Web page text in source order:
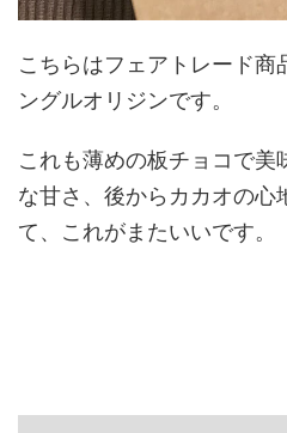
こちらはフェアトレード
ングルオリジンです。
これも薄めの板チョコで
な甘さ、後からカカオの心
て、これがまたいいです。